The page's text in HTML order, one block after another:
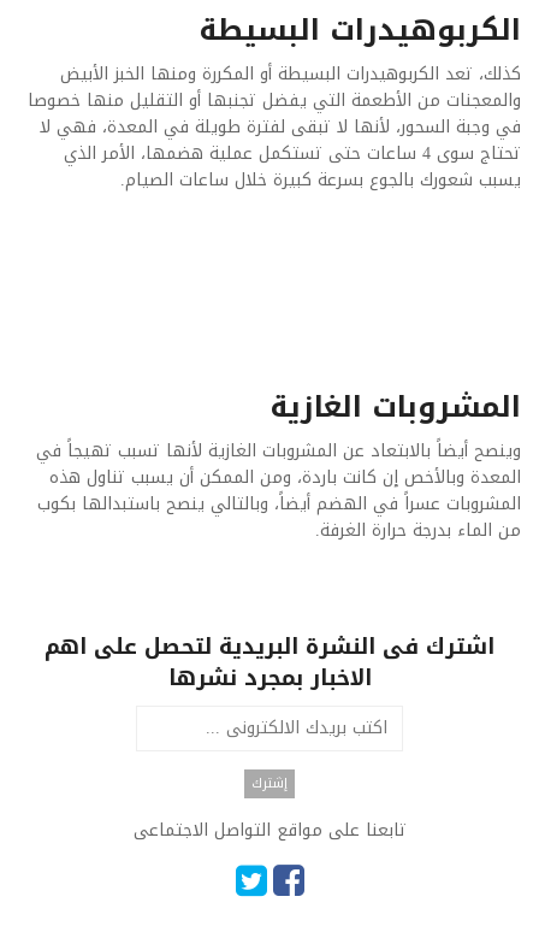
الكربوهيدرات البسيطة
كذلك، تعد الكربوهيدرات البسيطة أو المكررة ومنها الخبز الأبيض
والمعجنات من الأطعمة التي يفضل تجنبها أو التقليل منها خصوصا
في وجبة السحور، لأنها لا تبقى لفترة طويلة في المعدة، فهي لا
تحتاج سوى 4 ساعات حتى تستكمل عملية هضمها، الأمر الذي
يسبب شعورك بالجوع بسرعة كبيرة خلال ساعات الصيام.
المشروبات الغازية
وينصح أيضاً بالابتعاد عن المشروبات الغازية لأنها تسبب تهيجاً في
المعدة وبالأخص إن كانت باردة، ومن الممكن أن يسبب تناول هذه
المشروبات عسراً في الهضم أيضاً، وبالتالي ينصح باستبدالها بكوب
من الماء بدرجة حرارة الغرفة.
اشترك فى النشرة البريدية لتحصل على اهم
الاخبار بمجرد نشرها
تابعنا على مواقع التواصل الاجتماعى